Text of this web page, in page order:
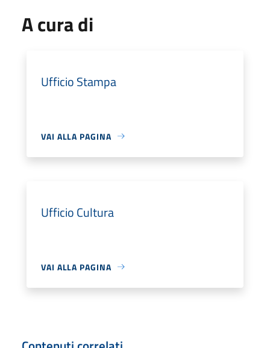
A cura di
Ufficio Stampa
VAI ALLA PAGINA
Ufficio Cultura
VAI ALLA PAGINA